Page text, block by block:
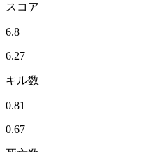
スコア
6.8
6.27
キル数
0.81
0.67